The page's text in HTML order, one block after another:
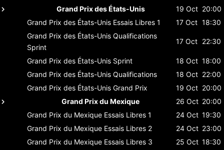
Grand Prix des États-Unis
19 Oct 20:00
Grand Prix des États-Unis Essais Libres 1 17 Oct 18:30
Grand Prix des États-Unis Qualifications
Sprint
17 Oct 22:30
Grand Prix des États-Unis Sprint 18 Oct 18:00
Grand Prix des États-Unis Qualifications 18 Oct 22:00
Grand Prix des États-Unis Grand Prix 19 Oct 20:00
Grand Prix du Mexique
26 Oct 20:00
Grand Prix du Mexique Essais Libres 1 24 Oct 19:30
Grand Prix du Mexique Essais Libres 2 24 Oct 23:00
Grand Prix du Mexique Essais Libres 3 25 Oct 18:30